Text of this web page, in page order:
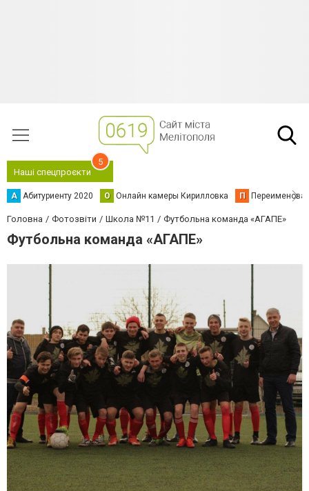
Наші спецпроєкти
5
А Абитуриенту 2020 О Онлайн камеры Кирилловка П
Головна Фотозвіти Школа №11 Футбольна команда «АГАПЕ»
Футбольна команда «АГАПЕ»